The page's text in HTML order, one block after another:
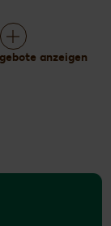
anzeigen